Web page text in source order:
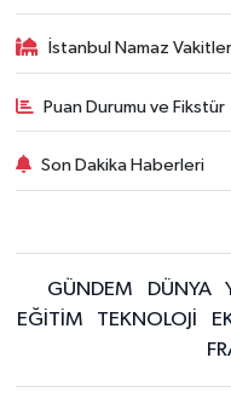
İstanbul Namaz
Puan Durumu ve Fikstür
Son Dakika Haberleri
GÜNDEM DÜNYA
EĞİTİM
TEKNOLOJİ